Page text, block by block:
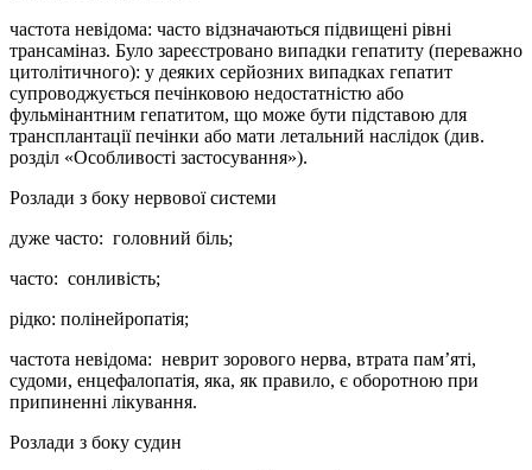
частота невідома: часто відзначаються підвищені рівні
трансаміназ. Було зареєстровано випадки гепатиту (переважно
цитолітичного): у деяких серйозних випадках гепатит
супроводжується печінковою недостатністю або
фульмінантним гепатитом, що може бути підставою для
трансплантації печінки або мати летальний наслідок (див.
розділ «Особливості застосування»).
Розлади з боку нервової системи
дуже часто: головний біль;
часто: сонливість;
рідко: полінейропатія;
частота невідома: неврит зорового нерва, втрата пам’яті,
судоми, енцефалопатія, яка, як правило, є оборотною при
припиненні лікування.
Розлади з боку судин